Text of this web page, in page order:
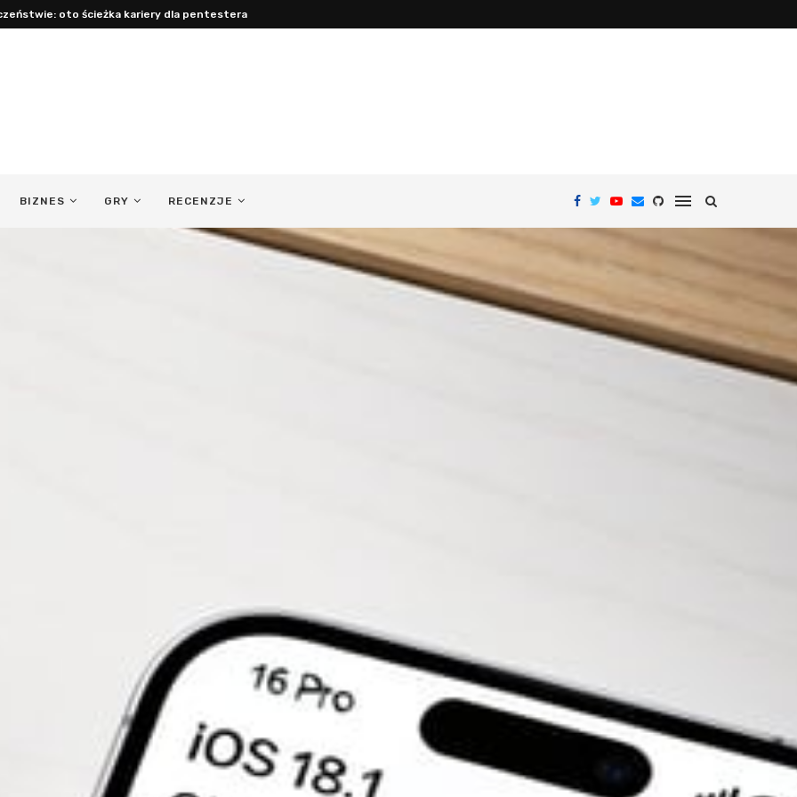
jak być obecnym ojcem...
BIZNES GRY RECENZJE